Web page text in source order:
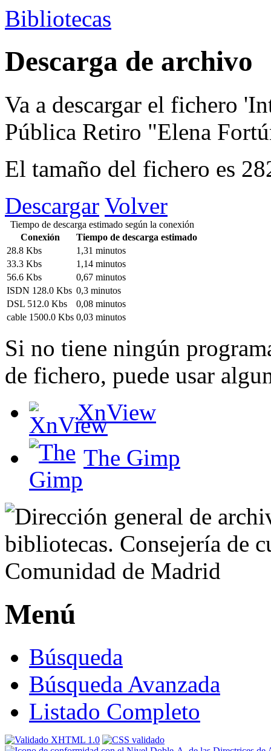
Bibliotecas
Descarga de archivo
Va a descargar el fichero
Pública Retiro "Elena
El tamaño del fichero es
Descargar Volver
Tiempo de descarga estimado según la conexión
Conexión
Tiempo de descarga estimado
28.8 Kbs
1,31 minutos
33.3 Kbs
1,14 minutos
56.6 Kbs
0,67 minutos
ISDN 128.0 Kbs 0,3 minutos
DSL 512.0 Kbs
0,08 minutos
cable 1500.0 Kbs 0,03 minutos
Si no tiene ningún
de fichero, puede usar
XnView
The Gimp
Menú
Búsqueda
Búsqueda Avanzada
Listado Completo